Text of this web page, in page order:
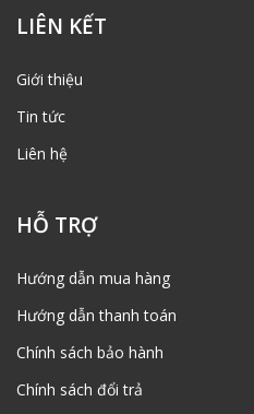
LIÊN KẾT
Giới thiệu
Tin tức
Liên hệ
HỖ TRỢ
Hướng dẫn mua hàng
Hướng dẫn thanh toán
Chính sách bảo hành
Chính sách đổi trả